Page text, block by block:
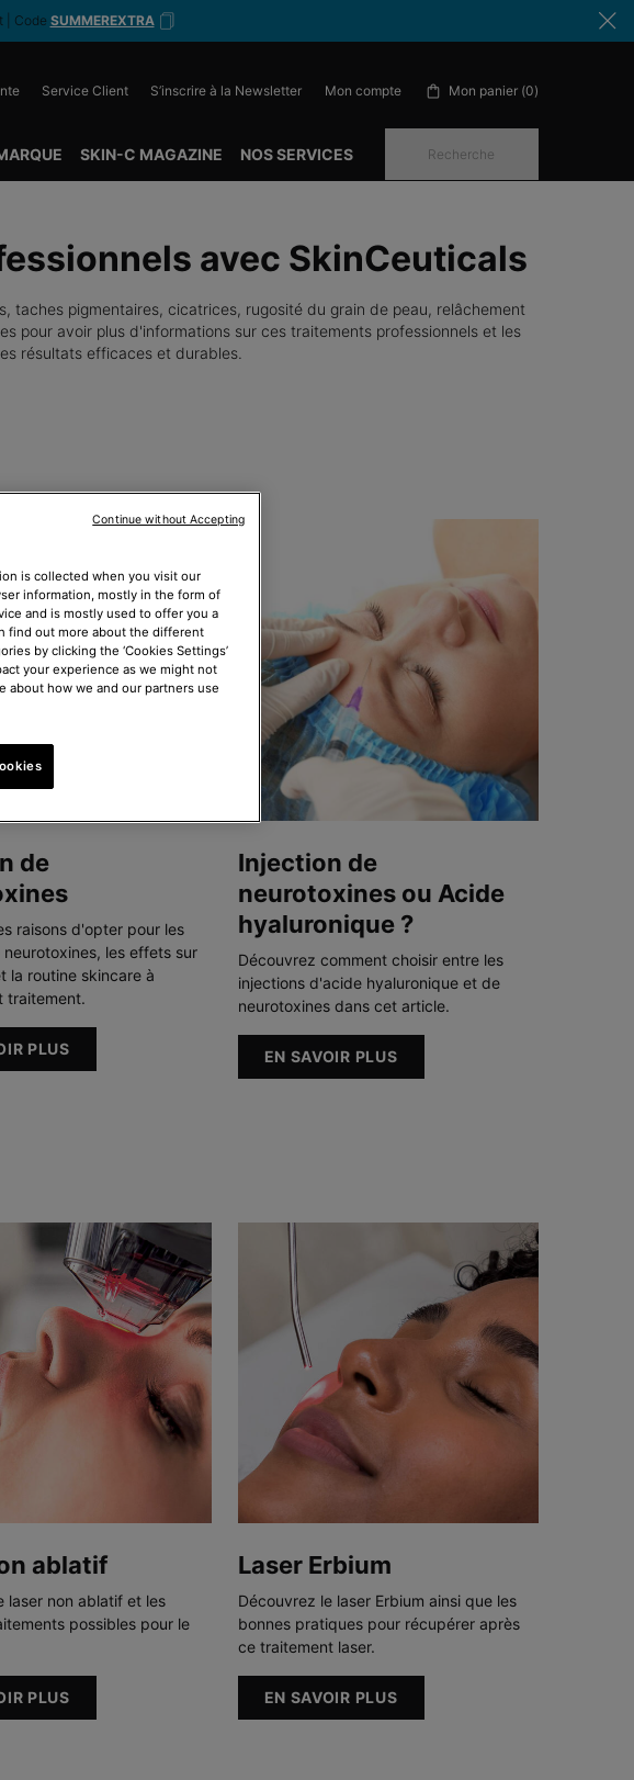
| Code SUMMEREXTRA
Service Client S’inscrire à la Newsletter Mon compte Mon panier 0
0 produit in cart
SKIN-C MAGAZINE NOS SERVICES Recherche
avec SkinCeuticals
taches pigmentaires, cicatrices, rugosité du grain de peau, relâchement
pour avoir plus d'informations sur ces traitements professionnels et les
résultats efficaces et durables.
de
raisons d'opter pour les
neurotoxines, les effets sur
la routine skincare à
traitement.
PLUS
Injection de
neurotoxines ou Acide
hyaluronique ?
Découvrez comment choisir entre les
injections d'acide hyaluronique et de
neurotoxines dans cet article.
EN SAVOIR PLUS
ablatif
laser non ablatif et les
possibles pour le
PLUS
Laser Erbium
Découvrez le laser Erbium ainsi que les
bonnes pratiques pour récupérer après
ce traitement laser.
EN SAVOIR PLUS
is collected when you visit our
information, mostly in the form of
and is mostly used to offer you a
find out more about the different
by clicking the ‘Cookies Settings’
your experience as we might not
about how we and our partners use
Continue without Accepting